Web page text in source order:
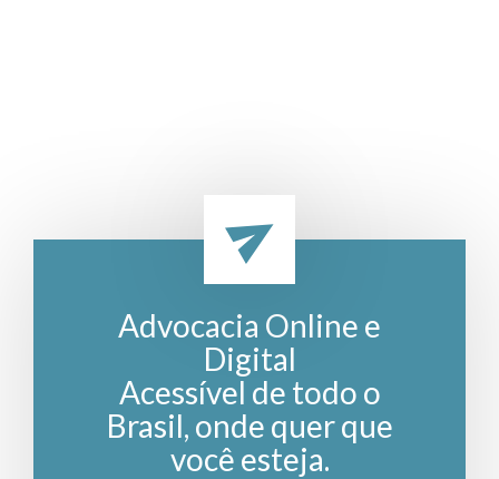
Advocacia Online e
Digital
Acessível de todo o
Brasil, onde quer que
você esteja.